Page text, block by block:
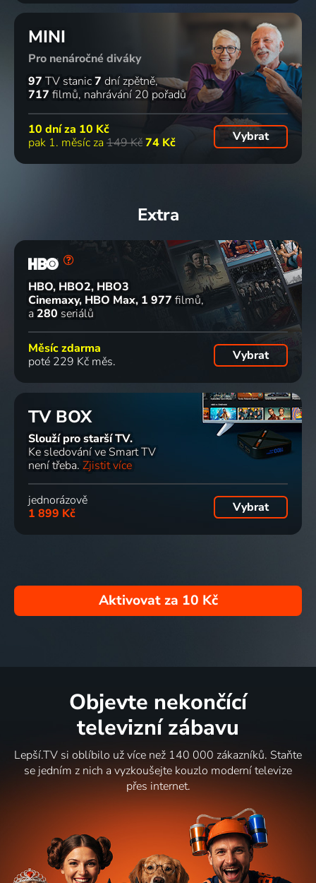
MINI
Pro nenáročné diváky
97 TV stanic7 dní zpětně
717 filmů nahrávání 20 pořadů
10 dní za 10 Kč
pak 1. měsíc za 149 Kč74 Kč Vybrat
Extra
HBO, HBO2, HBO3
Cinemaxy, HBO Max 1 977 filmů
a 280 seriálů
Měsíc zdarma
poté 229 Kč měs.
Vybrat
TV BOX
Slouží pro starší TV.
Ke sledování ve Smart TV
není třeba. Zjistit více
jednorázově
1 899 Kč
Vybrat
Aktivovat za 10 Kč
Objevte nekončící
televizní zábavu
Lepší.TV si oblíbilo už více než 140 000 zákazníků. Staňte
se jedním z nich a vyzkoušejte kouzlo moderní televize
přes internet.